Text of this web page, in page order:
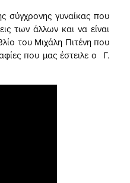
σύγχρονης γυναίκας που
των άλλων και να είναι
του Μιχάλη Πιτένη που
που μας έστειλε ο Γ.